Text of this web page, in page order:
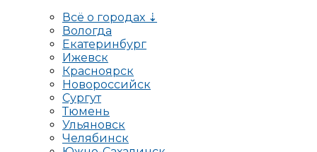
Всё о городах ⇣
Вологда
Екатеринбург
Ижевск
Красноярск
Новороссийск
Сургут
Тюмень
Ульяновск
Челябинск